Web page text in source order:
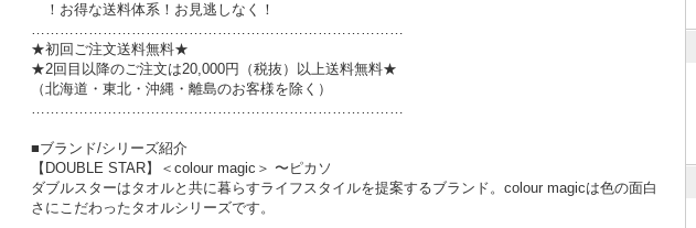
！お得な送料体系！お見逃しなく！
……………………………………………………………………
★初回ご注文送料無料★
★2回目以降のご注文は20,000円（税抜）以上送料無料★
（北海道・東北・沖縄・離島のお客様を除く）
……………………………………………………………………
■ブランド/シリーズ紹介
【DOUBLE STAR】＜colour magic＞ 〜ピカソ
ダブルスターはタオルと共に暮らすライフスタイルを提案するブランド。colour magicは色の面白
さにこだわったタオルシリーズです。